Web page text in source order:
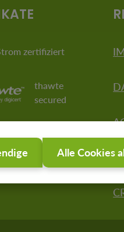
zertifiziert
thawte
secured
Alle Cookies